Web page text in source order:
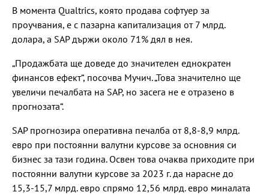
В момента Qualtrics, която продава софтуер за
проучвания, е с пазарна капитализация от 7 млрд.
долара, а SAP държи около 71% дял в нея.
„Продажбата ще доведе до значителен еднократен
финансов ефект“, посочва Мучич. „Това значително ще
увеличи печалбата на SAP, но засега не е отразено в
прогнозата“.
SAP прогнозира оперативна печалба от 8,8-8,9 млрд.
евро при постоянни валутни курсове за основния си
бизнес за тази година. Освен това очаква приходите при
постоянни валутни курсове за 2023 г. да нарасне до
15,3-15,7 млрд. евро спрямо 12,56 млрд. евро миналата